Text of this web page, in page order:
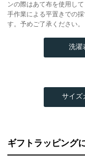
ンの際はあて布を使用して
手作業による平置きでの
す。予めご了承ください。
洗濯
サイズ
ギフトラッピング